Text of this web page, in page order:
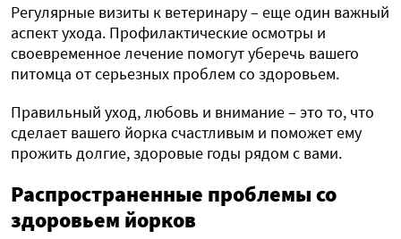
Регулярные визиты к ветеринару – еще один важный
аспект ухода. Профилактические осмотры и
своевременное лечение помогут уберечь вашего
питомца от серьезных проблем со здоровьем.
Правильный уход, любовь и внимание – это то, что
сделает вашего йорка счастливым и поможет ему
прожить долгие, здоровые годы рядом с вами.
Распространенные проблемы со
здоровьем йорков